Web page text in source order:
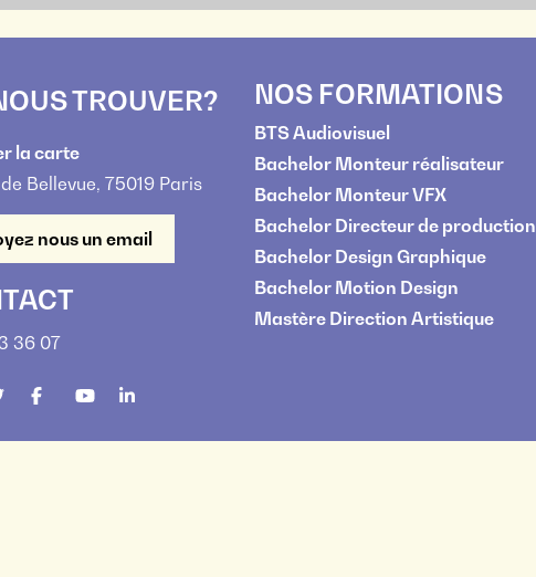
TROUVER?
la carte
Bellevue, 75019 Paris
nous un email
36 07
NOS FORMATIONS
BTS Audiovisuel
Bachelor Monteur réalisateur
Bachelor Monteur VFX
Bachelor Directeur de production
Bachelor Design Graphique
Bachelor Motion Design
Mastère Direction Artistique